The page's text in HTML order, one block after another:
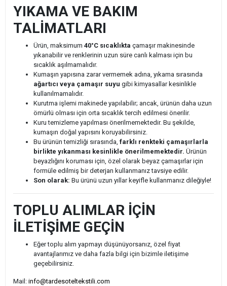
YIKAMA VE BAKIM
TALİMATLARI
Ürün, maksimum 40°C sıcaklıkta çamaşır makinesinde
yıkanabilir ve renklerinin uzun süre canlı kalması için bu
sıcaklık aşılmamalıdır.
Kumaşın yapısına zarar vermemek adına, yıkama sırasında
ağartıcı veya çamaşır suyu gibi kimyasallar kesinlikle
kullanılmamalıdır.
Kurutma işlemi makinede yapılabilir; ancak, ürünün daha uzun
ömürlü olması için orta sıcaklık tercih edilmesi önerilir.
Kuru temizleme yapılması önerilmemektedir. Bu şekilde,
kumaşın doğal yapısını koruyabilirsiniz.
Bu ürünün temizliği sırasında, farklı renkteki çamaşırlarla
birlikte yıkanması kesinlikle önerilmemektedir. Ürünün
beyazlığını koruması için, özel olarak beyaz çamaşırlar için
formüle edilmiş bir deterjan kullanmanız tavsiye edilir.
Son olarak: Bu ürünü uzun yıllar keyifle kullanmanız dileğiyle!
TOPLU ALIMLAR İÇİN
İLETİŞİME GEÇİN
Eğer toplu alım yapmayı düşünüyorsanız, özel fiyat
avantajlarımız ve daha fazla bilgi için bizimle iletişime
geçebilirsiniz.
Mail: info@tardesoteltekstili.com